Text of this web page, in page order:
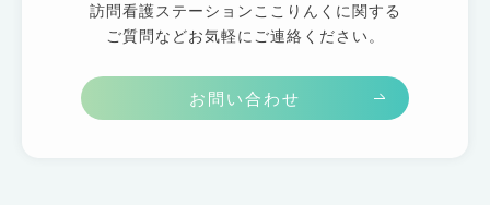
訪問看護ステーションここりんくに関する
ご質問などお気軽にご連絡ください。
お問い合わせ